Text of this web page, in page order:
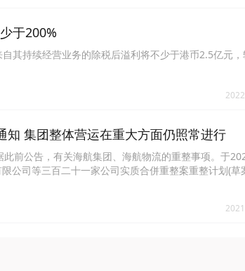
于200%
其持续经营业务的除税后溢利将不少于港币2.5亿元
知 集团整体营运在重大方面仍照常进行
此前公告，有关海航集团、海航物流的重整事项。于
公司等三百二十一家公司实质合併重整案重整计划(草
重整计划草案已获得表决通过。截至本公告日期，鑑于